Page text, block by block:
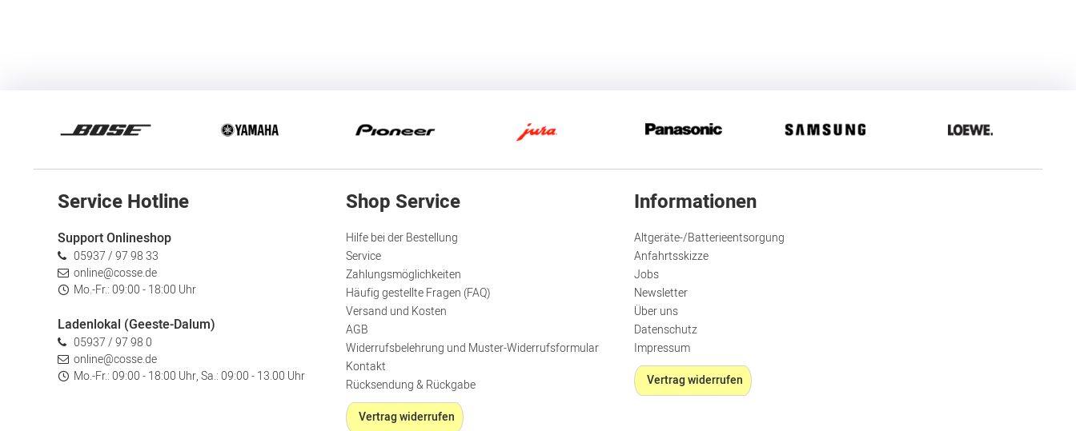
Service Hotline
Support Onlineshop
05937 / 97 98 33
online@cosse.de
Mo.-Fr.: 09:00 - 18:00 Uhr
Ladenlokal (Geeste-Dalum)
05937 / 97 98 0
online@cosse.de
Mo.-Fr.: 09:00 - 18:00 Uhr, Sa.: 09:00 - 13.00 Uhr
Shop Service
Hilfe bei der Bestellung
Service
Zahlungsmöglichkeiten
Häufig gestellte Fragen (FAQ)
Versand und Kosten
AGB
Widerrufsbelehrung und Muster-Widerrufsformular
Kontakt
Rücksendung & Rückgabe
Vertrag widerrufen
Informationen
Altgeräte-/Batterieentsorgung
Anfahrtsskizze
Jobs
Newsletter
Über uns
Datenschutz
Impressum
Vertrag widerrufen